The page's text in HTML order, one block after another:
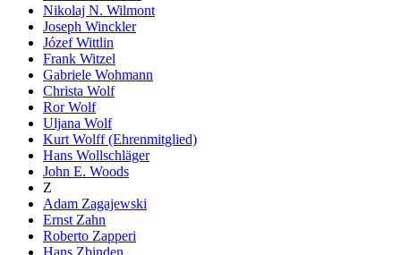
Nikolaj N. Wilmont
Joseph Winckler
Józef Wittlin
Frank Witzel
Gabriele Wohmann
Christa Wolf
Ror Wolf
Uljana Wolf
Kurt Wolff (Ehrenmitglied)
Hans Wollschläger
John E. Woods
Z
Adam Zagajewski
Ernst Zahn
Roberto Zapperi
Hans Zbinden